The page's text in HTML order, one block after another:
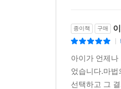
종이책 구매
아이가 언제
었습니다.마
선택하고 그